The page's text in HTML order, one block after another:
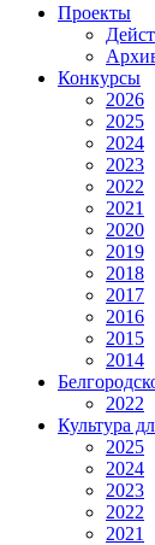
Проекты
Конкурсы
2026
2025
2024
2023
2022
2021
2020
2019
2018
2017
2016
2015
2014
2022
Культура
2025
2024
2023
2022
2021